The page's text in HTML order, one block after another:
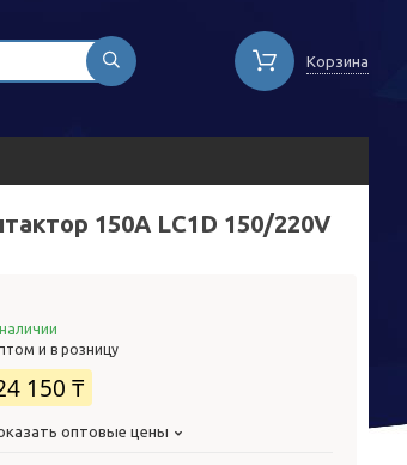
Корзина
150А LC1D 150/220V
и в розницу
150 ₸
оптовые цены